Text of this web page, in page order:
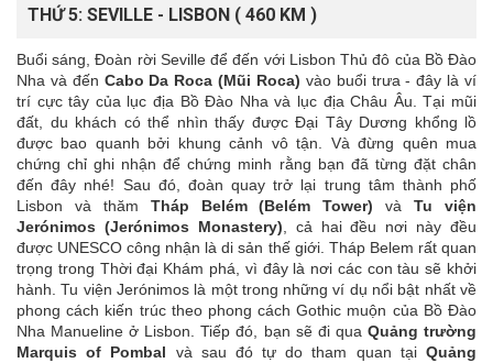
THỨ 5: SEVILLE - LISBON ( 460 KM )
Buổi sáng, Đoàn rời Seville để đến với Lisbon Thủ đô của Bồ Đào
Nha và đến Cabo Da Roca (Mũi Roca) vào buổi trưa - đây là ví
trí cực tây của lục địa Bồ Đào Nha và lục địa Châu Âu. Tại mũi
đất, du khách có thể nhìn thấy được Đại Tây Dương khổng lồ
được bao quanh bởi khung cảnh vô tận. Và đừng quên mua
chứng chỉ ghi nhận để chứng minh rằng bạn đã từng đặt chân
đến đây nhé! Sau đó, đoàn quay trở lại trung tâm thành phố
Lisbon và thăm Tháp Belém (Belém Tower) vàTu viện
Jerónimos (Jerónimos Monastery) , cả hai đều nơi này đều
được UNESCO công nhận là di sản thế giới. Tháp Belem rất quan
trọng trong Thời đại Khám phá, vì đây là nơi các con tàu sẽ khởi
hành. Tu viện Jerónimos là một trong những ví dụ nổi bật nhất về
phong cách kiến trúc theo phong cách Gothic muộn của Bồ Đào
Nha Manueline ở Lisbon. Tiếp đó, bạn sẽ đi qua Quảng trường
Marquis of Pombal và sau đó tự do tham quan tạiQuảng